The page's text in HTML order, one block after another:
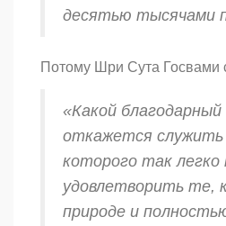
десятью тысячами
Потому Шри Сута Госвами
«Какой благодарный
откажется служить
которого так легко
удовлетворить те,
природе и